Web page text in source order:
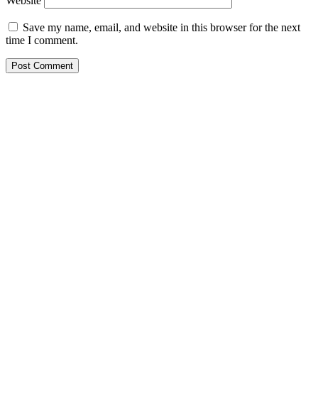
Save my name, email, and website in this browser for the next
time I comment.